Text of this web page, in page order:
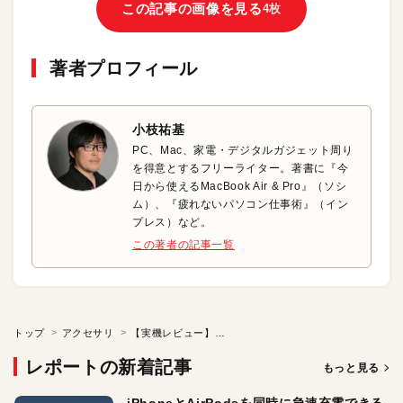
この記事の画像を見る4枚
著者プロフィール
小枝祐基
PC、Mac、家電・デジタルガジェット周り
を得意とするフリーライター。著書に『今
日から使えるMacBook Air & Pro』（ソシ
ム）、『疲れないパソコン仕事術』（イン
プレス）など。
この著者の記事一覧
トップ アクセサリ
レポートの新着記事 もっと見る